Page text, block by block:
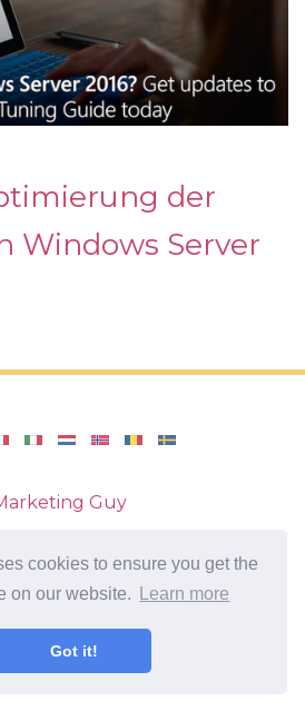
cookies to ensure you get the
on our website.
Learn more
Got it!
der
Windows Server
Guy
auf Ihrem Computer
Bewertungen von
für Android,
mit dem Android-